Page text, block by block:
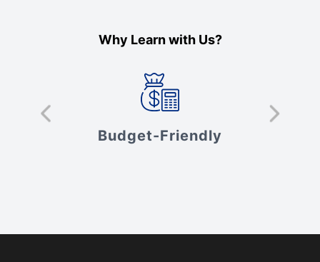
Why Learn with Us?
Budget-Friendly